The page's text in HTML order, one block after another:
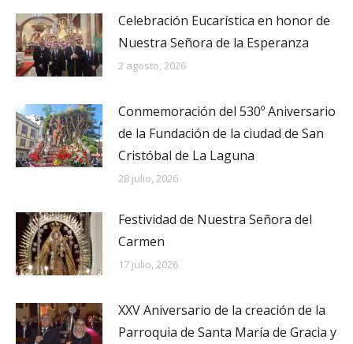
Celebración Eucarística en honor de
Nuestra Señora de la Esperanza
2 agosto, 2026
Conmemoración del 530º Aniversario
de la Fundación de la ciudad de San
Cristóbal de La Laguna
28 julio, 2026
Festividad de Nuestra Señora del
Carmen
17 julio, 2026
XXV Aniversario de la creación de la
Parroquia de Santa María de Gracia y